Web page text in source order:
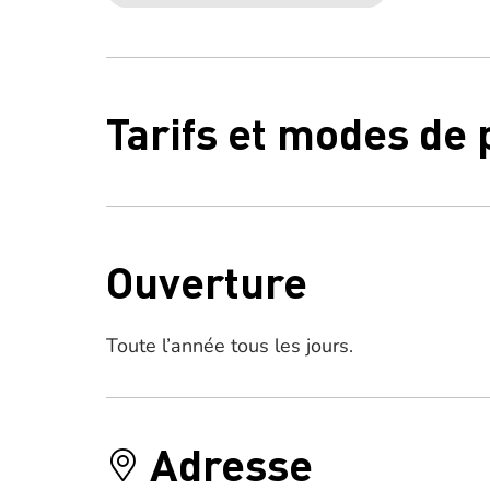
Tarifs et modes de
Ouverture
Toute l’année tous les jours.
Adresse